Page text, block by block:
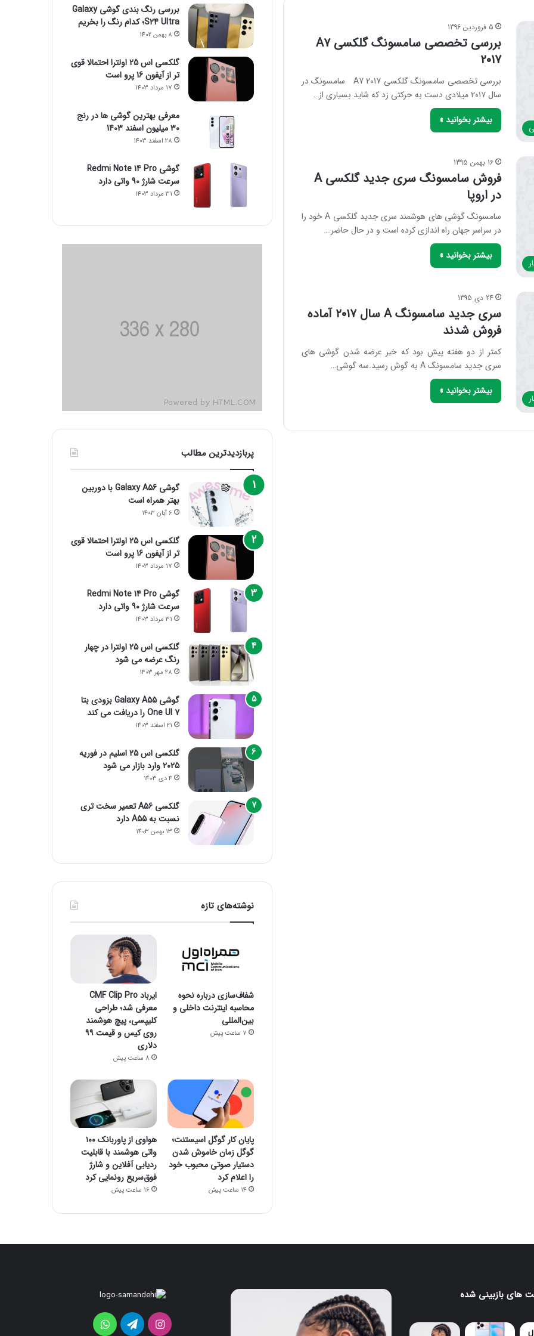
5 فروردین 1396
بررسی تخصصی سامسونگ گلکسی A7
2017
بررسی تخصصی سامسونگ گلکسی A7 2017 سامسونگ در
سال ۲۰۱۷ میلادی دست به حرکتی زد که شاید بسیاری از…
بیشتر بخوانید »
16 بهمن 1395
فروش سامسونگ سری جدید گلکسی A
در اروپا
سامسونگ گوشی های هوشمند سری جدید گلکسی A خود را
در سراسر جهان راه اندازی کرده است و در حال حاضر…
بیشتر بخوانید »
24 دی 1395
سری جدید سامسونگ A سال ۲۰۱۷ آماده
فروش شدند
کمتر از دو هفته پیش بود که خبر عرضه شدن گوشی های
سری جدید سامسونگ A به گوش رسید.سه گوشی…
بیشتر بخوانید »
بررسی رنگ بندی گوشی Galaxy
S24 Ultra؛ کدام رنگ را بخریم
8 بهمن 1402
گلکسی اس 25 اولترا احتمالا قوی
تر از آیفون 16 پرو است
17 مرداد 1403
معرفی بهترین گوشی ها در رنج
۳۰ میلیون اسفند 1403
28 اسفند 1403
گوشی Redmi Note 14 Pro
سرعت شارژ 90 واتی دارد
31 مرداد 1403
پربازدیدترین مطالب
گوشی Galaxy A56 با دوربین
بهتر همراه است
6 آبان 1403
گلکسی اس 25 اولترا احتمالا قوی
تر از آیفون 16 پرو است
17 مرداد 1403
گوشی Redmi Note 14 Pro
سرعت شارژ 90 واتی دارد
31 مرداد 1403
گلکسی اس 25 اولترا در چهار
رنگ عرضه می شود
28 مهر 1403
گوشی Galaxy A55 بزودی بتا
One UI 7 را دریافت می کند
21 اسفند 1403
گلکسی اس 25 اسلیم در فوریه
2025 وارد بازار می شود
4 دی 1403
گلکسی A56 تعمیر سخت تری
نسبت به A55 دارد
13 بهمن 1403
نوشته‌های تازه
شفاف‌سازی درباره نحوه
محاسبه اینترنت داخلی و
بین‌المللی
7 ساعت پیش
ایرباد CMF Clip Pro
معرفی شد؛ طراحی
کلیپسی، پیچ هوشمند
روی کیس و قیمت ۹۹
دلاری
8 ساعت پیش
پایان کار گوگل اسیستنت؛
گوگل زمان خاموش شدن
دستیار صوتی محبوب خود
را اعلام کرد
14 ساعت پیش
هواوی از پاوربانک ۱۰۰
واتی هوشمند با قابلیت
ردیابی آفلاین و شارژ
فوق‌سریع رونمایی کرد
16 ساعت پیش
های بازبینی شده
ایرباد
CMF
Clip
Pro
اینستاگرامتلگرام واتس